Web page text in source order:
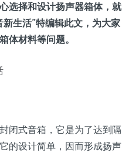
选择和设计扬声器箱体，就
生活”特编辑此文，为大家
体材料等问题。
闭式音箱，它是为了达到隔
的设计简单，因而形成扬声